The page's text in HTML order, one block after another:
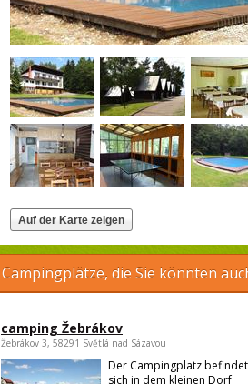
Campingplätze, die Sie könnten
camping Žebrákov
Žebrákov 3, 58291 Světlá nad Sázavou
Der Campingplatz befindet
sich in dem kleinen Dorf